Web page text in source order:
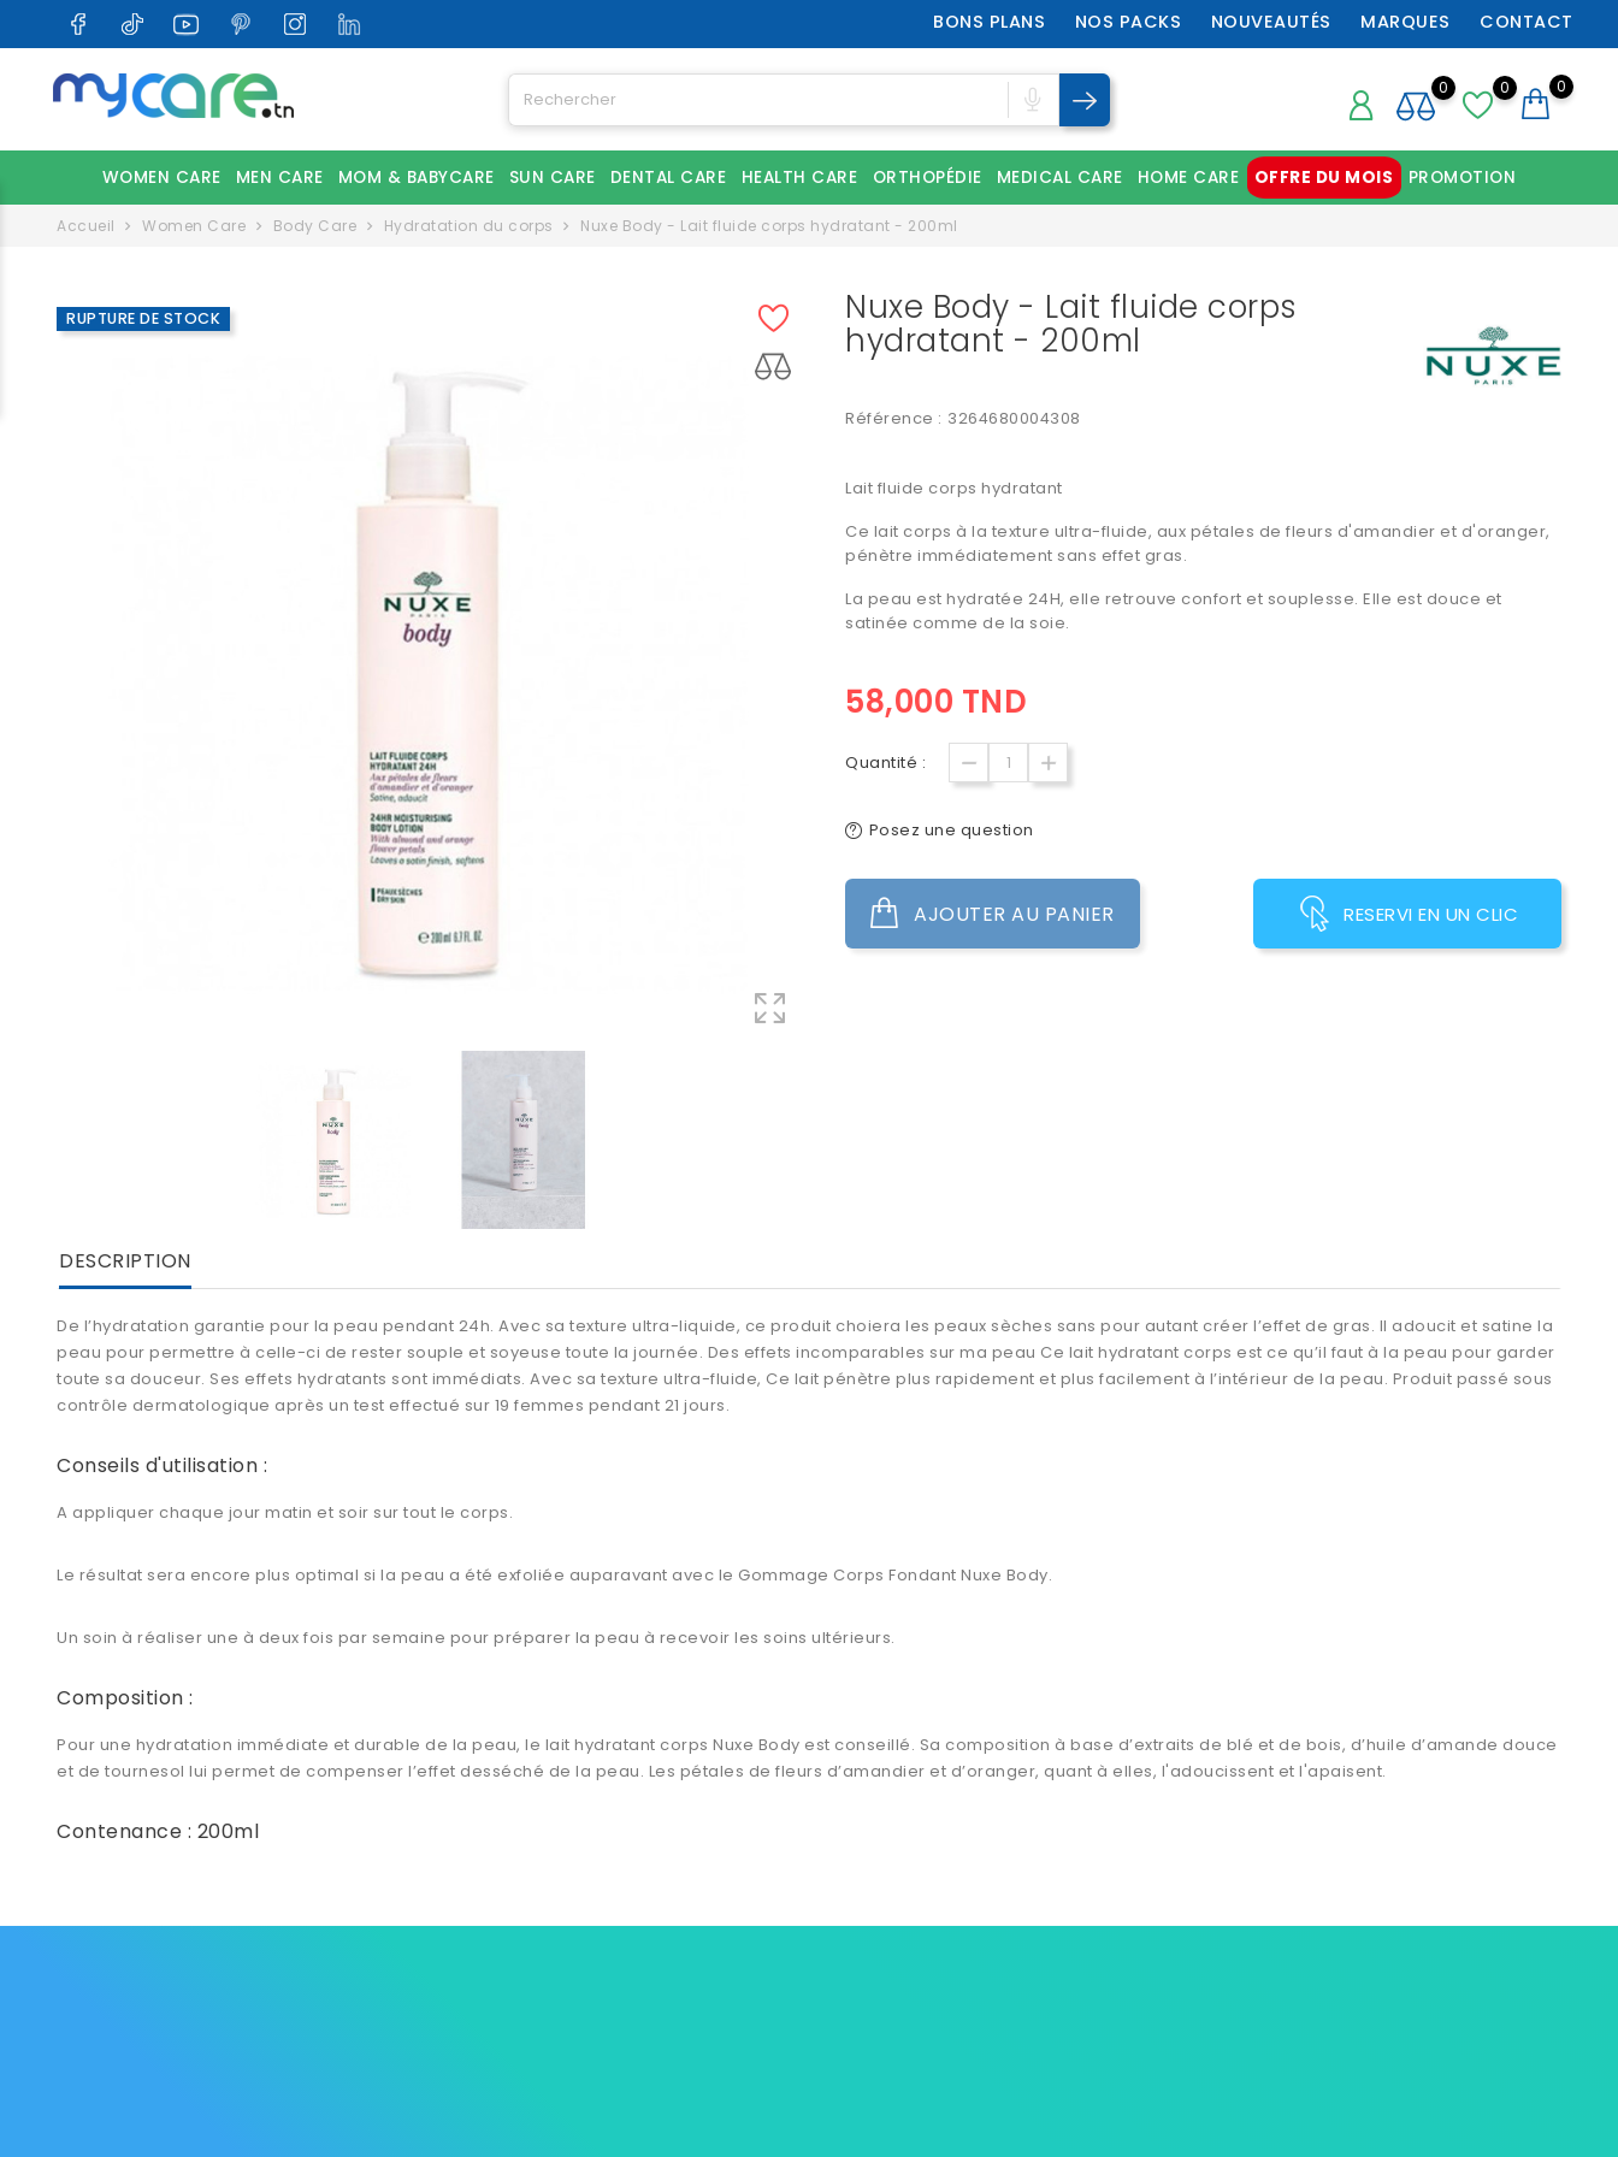
BONS PLANS NOS PACKS NOUVEAUTÉS MARQUES CONTACT
0 0
0
WOMEN CARE MEN CARE MOM & BABYCARE SUN CARE DENTAL CARE HEALTH CARE ORTHOPÉDIE MEDICAL CARE HOME CARE OFFRE DU MOIS PROMOTION
Accueil Women Care Body Care Hydratation du corps Nuxe Body - Lait fluide corps hydratant - 200ml
RUPTURE DE STOCK Nuxe Body - Lait fluide corps
hydratant - 200ml
Référence : 3264680004308
Lait fluide corps hydratant
Ce lait corps à la texture ultra-fluide, aux pétales de fleurs d'amandier et d'oranger,
pénètre immédiatement sans effet gras.
La peau est hydratée 24H, elle retrouve confort et souplesse. Elle est douce et
satinée comme de la soie.
58,000 TND
Quantité :
Posez une question
AJOUTER AU PANIER RESERVI EN UN CLIC
DESCRIPTION
De l’hydratation garantie pour la peau pendant 24h. Avec sa texture ultra-liquide, ce produit choiera les peaux sèches sans pour autant créer l’effet de gras. Il adoucit et satine la
peau pour permettre à celle-ci de rester souple et soyeuse toute la journée. Des effets incomparables sur ma peau Ce lait hydratant corps est ce qu’il faut à la peau pour garder
toute sa douceur. Ses effets hydratants sont immédiats. Avec sa texture ultra-fluide, Ce lait pénètre plus rapidement et plus facilement à l’intérieur de la peau. Produit passé sous
contrôle dermatologique après un test effectué sur 19 femmes pendant 21 jours.
Conseils d'utilisation :
A appliquer chaque jour matin et soir sur tout le corps.
Le résultat sera encore plus optimal si la peau a été exfoliée auparavant avec le Gommage Corps Fondant Nuxe Body.
Un soin à réaliser une à deux fois par semaine pour préparer la peau à recevoir les soins ultérieurs.
Composition :
Pour une hydratation immédiate et durable de la peau, le lait hydratant corps Nuxe Body est conseillé. Sa composition à base d’extraits de blé et de bois, d’huile d’amande douce
et de tournesol lui permet de compenser l’effet desséché de la peau. Les pétales de fleurs d’amandier et d’oranger, quant à elles, l'adoucissent et l'apaisent.
Contenance : 200ml